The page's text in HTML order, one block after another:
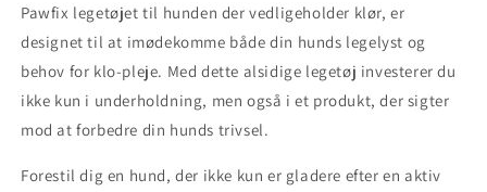
Pawfix legetøjet til hunden der vedligeholder klør, er
designet til at imødekomme både din hunds legelyst og
behov for klo-pleje. Med dette alsidige legetøj investerer du
ikke kun i underholdning, men også i et produkt, der sigter
mod at forbedre din hunds trivsel.
Forestil dig en hund, der ikke kun er gladere efter en aktiv